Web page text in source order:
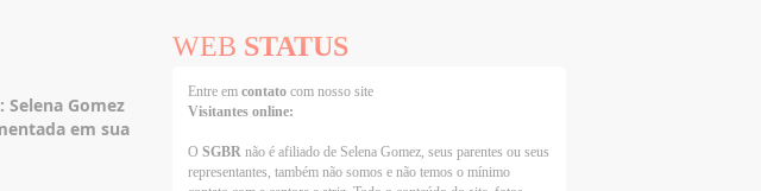
Selena Gomez
em sua
WEB STATUS
Entre emcontatocom nosso site
Visitantes online:
OSGBR não é afiliado de Selena Gomez, seus parentes ou seus
representantes, também não somos e não temos o mínimo